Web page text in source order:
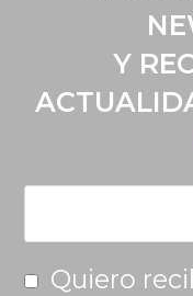
Y
Quiero